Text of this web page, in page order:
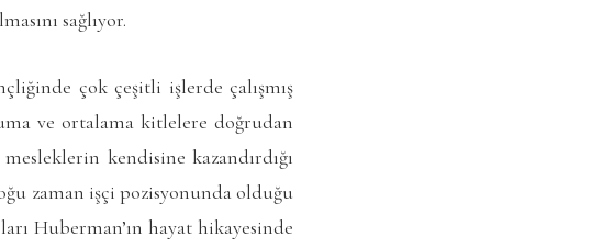
sağlıyor.
çok çeşitli işlerde çalışmış
ve ortalama kitlelere doğrudan
kendisine kazandırdığı
zaman işçi pozisyonunda olduğu
Huberman’ın hayat hikayesinde